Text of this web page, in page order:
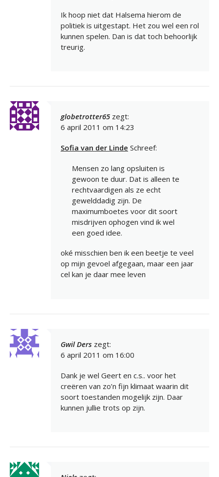
Ik hoop niet dat Halsema hierom de
politiek is uitgestapt. Het zou wel een rol
kunnen spelen. Dan is dat toch behoorlijk
treurig.
globetrotter65 zegt:
6 april 2011 om 14:23
Sofia van der Linde Schreef:
Mensen zo lang opsluiten is
gewoon te duur. Dat is alleen te
rechtvaardigen als ze echt
gewelddadig zijn. De
maximumboetes voor dit soort
misdrijven ophogen vind ik wel
een goed idee.
oké misschien ben ik een beetje te veel
op mijn gevoel afgegaan, maar een jaar
cel kan je daar mee leven
Gwil Ders zegt:
6 april 2011 om 16:00
Dank je wel Geert en c.s.. voor het
creëren van zo’n fijn klimaat waarin dit
soort toestanden mogelijk zijn. Daar
kunnen jullie trots op zijn.